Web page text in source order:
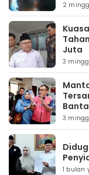
2
Juta
3
3
1 bulan